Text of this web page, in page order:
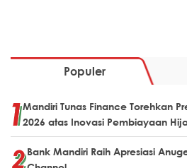
Populer
Mandiri Tunas Finance Torehkan
2026 atas Inovasi Pembiayaan
Bank Mandiri Raih Apresiasi